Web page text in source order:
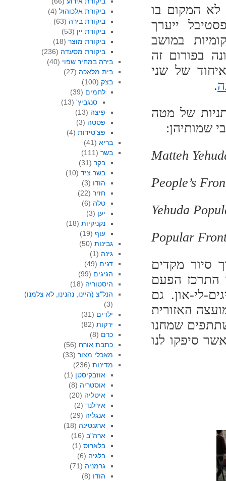
לא המקום בו
ייערך
מקומיות במושב
בפורום זה
של שני
.
של מטה
שמותיהן:
Matteh
People’s
Yehuda
Popular
סיור מקדים
התרכז הפעם
לי-און. גם
האזורית
שמחנו
סיפקו לנו
ביקורת אלכוהול (4)
ביקורת בירה (63)
ביקורת יין (53)
ביקורת מוצר (18)
ביקורת מסעדה (236)
בירה במחיר שפוי (40)
בית מלאכה (27)
בצק(100)
לחמים (39)
סנגביץ'(13)
פיצה (13)
פסטה (3)
פצ'טידות (4)
בריא(41)
בשר(111)
בקר (31)
בשר ציד (10)
הודו (3)
חזיר (22)
טלה (6)
יען (3)
נקניקיות (18)
עוף (19)
גבינות(50)
גינה (1)
דגים (49)
הגיגים (99)
היסטוריה (18)
הנל"צ (היינו, נהנינו, לא צלמנו)
(3)
ילדים (31)
ירקות(82)
כרם (8)
כתבת אורח (56)
מאכלי מצור(33)
מדינות(236)
אוזבקיסטן (1)
אוסטריה (8)
איטליה (20)
אירלנד (2)
אנגליה (29)
ארגנטינה (18)
ארה"ב (16)
בלארוס (1)
בלגיה (6)
גרמניה (71)
הודו (8)